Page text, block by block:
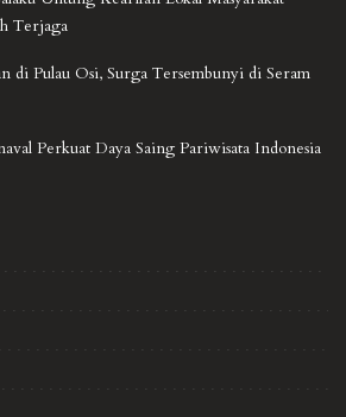
Terjaga
di Pulau Osi, Surga Tersembunyi di Seram
Perkuat Daya Saing Pariwisata Indonesia